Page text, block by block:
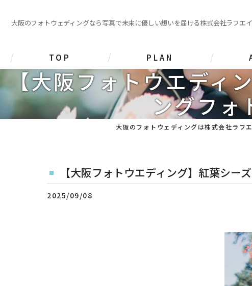
大阪のフォトウェディングなら写真で未来に優しい想いを届ける株式会社ラフエ
TOP PLAN
前撮り撮影プラン
挙式･披露宴 撮影プラン
【大阪フォトウエディ
ングフォ
大阪のフォトウェディングは株式会社ラフ
【大阪フォトウエディング】紅葉シー
2025/09/08